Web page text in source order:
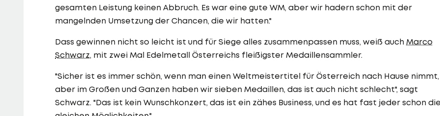
gesamten Leistung keinen Abbruch. Es war eine gute WM, aber wir hadern schon mit der
mangelnden Umsetzung der Chancen, die wir hatten."
Dass gewinnen nicht so leicht ist und für Siege alles zusammenpassen muss, weiß auch Marco
Schwarz, mit zwei Mal Edelmetall Österreichs fleißigster Medaillensammler.
"Sicher ist es immer schön, wenn man einen Weltmeistertitel für Österreich nach Hause nimmt,
aber im Großen und Ganzen haben wir sieben Medaillen, das ist auch nicht schlecht", sagt
Schwarz. "Das ist kein Wunschkonzert, das ist ein zähes Business, und es hat fast jeder schon